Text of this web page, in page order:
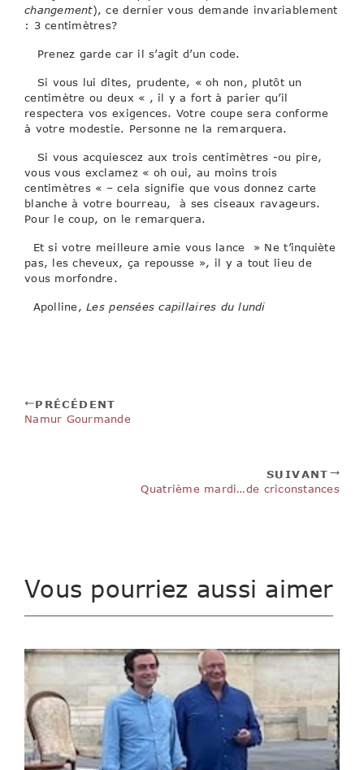
changement), ce dernier vous demande invariablement
: 3 centimètres?
Prenez garde car il s’agit d’un code.
Si vous lui dites, prudente, « oh non, plutôt un
centimètre ou deux « , il y a fort à parier qu’il
respectera vos exigences. Votre coupe sera conforme
à votre modestie. Personne ne la remarquera.
Si vous acquiescez aux trois centimètres -ou pire,
vous vous exclamez « oh oui, au moins trois
centimètres « – cela signifie que vous donnez carte
blanche à votre bourreau, à ses ciseaux ravageurs.
Pour le coup, on le remarquera.
Et si votre meilleure amie vous lance » Ne t’inquiète
pas, les cheveux, ça repousse », il y a tout lieu de
vous morfondre.
Apolline, Les pensées capillaires du lundi
PRÉCÉDENT
Namur Gourmande
SUIVANT
Quatrième mardi…de criconstances
Vous pourriez aussi aimer